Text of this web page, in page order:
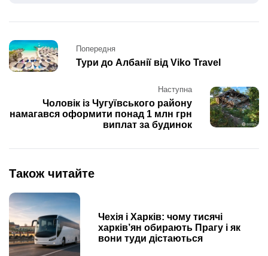
Post
navigation
Попередня
Тури до Албанії вiд Viko Travel
Наступна
Чоловік із Чугуївського району
намагався оформити понад 1 млн грн
виплат за будинок
Також читайте
Чехія і Харків: чому тисячі
харків’ян обирають Прагу і як
вони туди дістаються